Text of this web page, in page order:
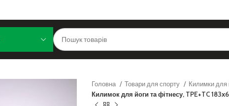
Головна Товари для спорту
Килимки для
Килимок для йоги та фітнесу, TPE+TC